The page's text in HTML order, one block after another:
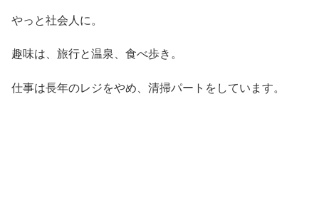
やっと社会人に。
趣味は、旅行と温泉、食べ歩き。
仕事は長年のレジをやめ、清掃パートをしています。